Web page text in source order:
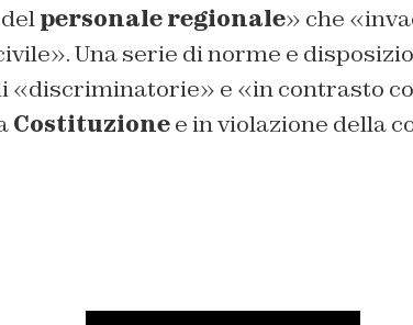
personale regionale» che
Una serie di norme e
«discriminatorie» e «in contrasto
Costituzionee in violazione della